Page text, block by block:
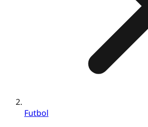
Futbol